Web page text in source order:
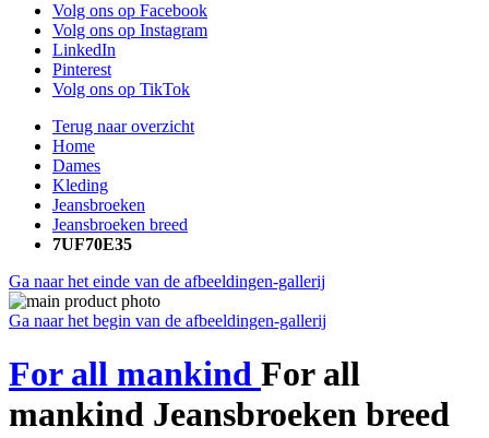
Volg ons op Facebook
Volg ons op Instagram
LinkedIn
Pinterest
Volg ons op TikTok
Terug naar overzicht
Home
Dames
Kleding
Jeansbroeken
Jeansbroeken breed
7UF70E35
Ga naar het einde van de afbeeldingen-gallerij
Ga naar het begin van de afbeeldingen-gallerij
For all mankind For all
mankind Jeansbroeken breed